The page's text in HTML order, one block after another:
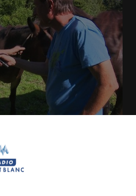
[S.2][E.6]